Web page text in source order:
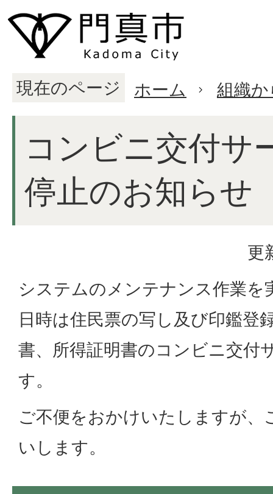
現在のページ ホーム 組織
コンビニ交付サ
停止のお知らせ
更
システムのメンテナンス作業を
日時は住民票の写し及び印鑑登
書、所得証明書のコンビニ交付
す。
ご不便をおかけいたしますが、
いします。